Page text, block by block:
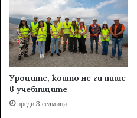
Уроците, които не ги пише
в учебниците
преди 3 седмици